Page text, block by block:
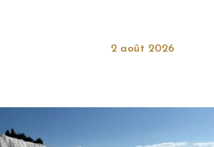
2 août 2026